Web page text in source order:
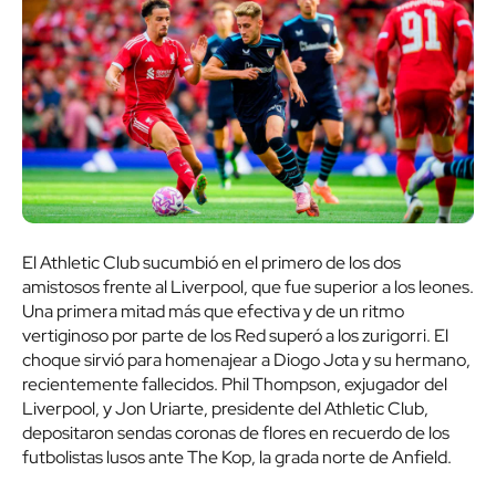
El Athletic Club sucumbió en el primero de los dos
amistosos frente al Liverpool, que fue superior a los leones.
Una primera mitad más que efectiva y de un ritmo
vertiginoso por parte de los Red superó a los zurigorri. El
choque sirvió para homenajear a Diogo Jota y su hermano,
recientemente fallecidos. Phil Thompson, exjugador del
Liverpool, y Jon Uriarte, presidente del Athletic Club,
depositaron sendas coronas de flores en recuerdo de los
futbolistas lusos ante The Kop, la grada norte de Anfield.